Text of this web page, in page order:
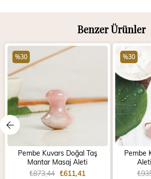
Benzer Ürünler
Pembe Kuvars Doğal Taş
Mantar Masaj Aleti
₺611,41
₺873,44
%30
Pembe
%30